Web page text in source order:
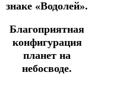
знаке «Водолей».
Благоприятная
конфигурация
планет на
небосводе.